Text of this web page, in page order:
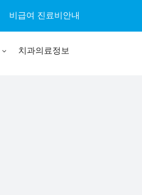
비급여 진료비안내
치과의료정보